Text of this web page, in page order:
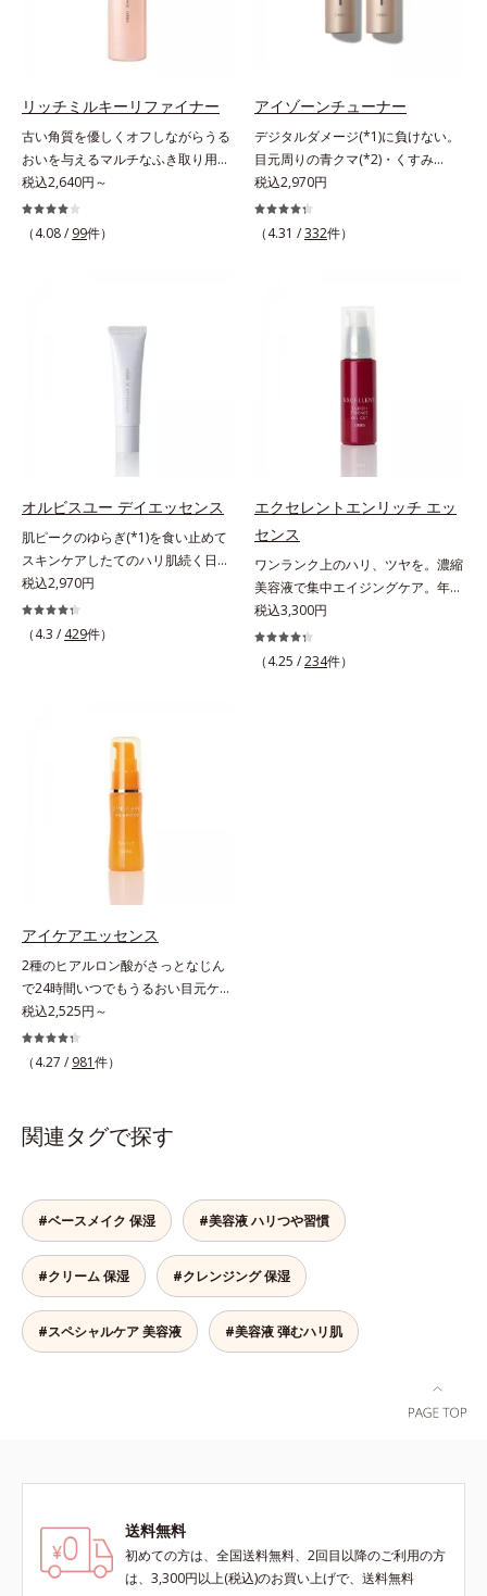
ーストステップのこと*4 細胞間脂
ミ・ソバカスを防ぐ美白有効成分を
組み合わせた複合成分*4 グリチル
BEAUTY夏祭りは、こちら
ンバー グロウプレセラム」は、オ
肌をやわらかくしながら角層まで浸
こやかに整え、うるおいを蓄える肌
とで、あとのオールインワンクリー
ムの肌なじみを高め、うるおいとツ
ヤのある肌を叶えます。*1 肌にハ
リを与え若々しい印象*2 スクワラ
ン、トリ（カプリル酸／カプリン
タつかず、みずみずしさとなめらか
さあふれるすこやかな肌に整えま
着のある肌ではなく、ニキビが治っ
とです。*2 日焼けによるメラニン
の生成を抑え、シミ・ソバカスを防
ぐ。ニキビ・肌荒れを防ぐ。保湿ケ
アのこと。*3 L-アスコルビン酸 2-
グルコシド、リン酸L-アスコルビン
リッチミルキーリファイナー
古い角質を優しくオフしながらうる
おいを与えるマルチなふき取り用美
容液。ごわつき、黄ぐすみなど、さ
まざまな年齢肌悩みに関わる角層の
糖化。角層が糖化する前に(*)やさし
取り、美容保湿成分のリッチメドウ
スイートとユズセラミドがうるおい
を届けると、くもりのないクリアな
肌に。さらにうるおいをキャッチし
成することで、次に使う化粧水のな
じみがアップします。週に2～3回、
洗顔後にまろやかな感触のミルクで
のない、みずみずしいやわ肌を実現
します。 * 糖化する前の古くなった
角層をふき取り、やわらかい肌を保
つこと。
税込2,640円～
（4.08 / 99件）
アイゾーンチューナー
デジタルダメージ(*1)に負けない。
目元周りの青クマ(*2)・くすみ
(*3)・乾燥をケアする目元用スティ
ック状美容液。目元周りにあらわれ
る青クマ(*2)・くすみ(*3)・乾燥
トフォンなどのデジタルデバイス。
その液晶画面が発するブルーライト
を浴び続けると、目元周りには青ク
ジタルダメージの根本原因に着目
し、目元スッキリ(*4)・くすみケ
機能を兼ね備えた目元用美容液を開
発しました。保湿成分×マッサージ
乾燥をケアして目元スッキリ。さら
にワイルドタイムエキス(*5)が肌の
キメを整え、ブライトニングフィル
ター(*6)が光をコントロールして目
元のくすみを払い、透明感のある目
元へ整えます。メイクの上からでも
税込2,970円
（4.31 /332件）
オルビスユー デイエッセンス
肌ピークのゆらぎ(*1)を食い止めて
スキンケアしたてのハリ肌続く日中
用美容液。起床直後にピークを迎
え、夕方から夜にかけて徐々にダウ
ンするハリのバイオリズムに着目し
して、うるおいをキープ。さらに紫
外線・近赤外線・大気汚染(*3)をカ
ットする成分を配合しており、外的
刺激から肌を守ります。肌の内側
(*2)と外側、両方からのWアプロー
チでゆらぎ(*1)を食い止め、夕方に
かけてダウンしていくハリの低下を
予防。朝の“ピーク肌”が長時間続き
ます。UVカット効果と肌をトーン
アップさせる効果(*4)があり、朝の
メイク前のスキンケアにぴったり。
オイルカットでベタつかないので、
すぐにメイクが始められます。*1
乾燥など *2 角層内 *3 ちり・ほこ
り等 *4 メイクアップ効果による
税込2,970円
（4.3 / 429件）
エクセレントエンリッチ エッ
センス
ワンランク上のハリ、ツヤを。濃縮
美容液で集中エイジングケア。年齢
を重ねた肌に、濃縮エッセンスがさ
らにワンランク上のエイジングケア
(*)を。ハリ、ツヤを集中ケアする保
税込3,300円
（4.25 /234件）
アイケアエッセンス
2種のヒアルロン酸がさっとなじん
で24時間いつでもうるおい目元ケ
ア。メイクの上からもプラスオン
OK。「目元がカサつく、ハリがな
い、疲れて見える・・・」目元を見
てもデリケート。乾燥しやすく、エ
イジングサインが最初に出やすい部
からでも24時間使える美容液です。
2種類のヒアルロン酸が肌の外と内
から贅沢保湿。肌に素早くなじみ、
ここちよく肌を整えます。無油分だ
からこそ実現できたべたつかない使
いごこちで、つけた瞬間から、うる
おいとハリ感のある肌へ。目元はも
税込2,525円～
（4.27 / 981件）
関連タグで探す
#ベースメイク 保湿 #美容液 ハリつや習慣
#クリーム 保湿 #クレンジング 保湿
#スペシャルケア 美容液 #美容液 弾むハリ肌
送料無料
初めての方は、全国送料無料、2回目以降のご利用の方
は、3,300円以上(税込)のお買い上げで、送料無料